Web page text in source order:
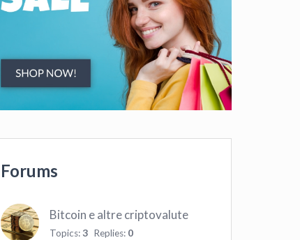
Forums
Bitcoin e altre criptovalute
Topics:3 Replies: 0